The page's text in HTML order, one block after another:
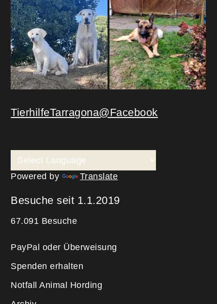
TierhilfeTarragona@Facebook
Powered by Translate
Besuche seit 1.1.2019
67.091 Besuche
PayPal oder Überweisung
Spenden erhalten
Notfall Animal Hording